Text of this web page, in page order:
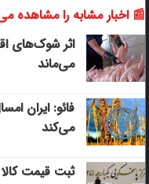
📰 اخبار مشابه را مشاهده
می‌ماند
می‌کند
ثبت قیمت کالا و